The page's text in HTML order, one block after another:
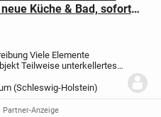
Küche & Bad, sofort
Viele Elemente
Teilweise unterkellertes
Husum876/0-13182
großzügiges
(Schleswig-Holstein)
Partner-Anzeige